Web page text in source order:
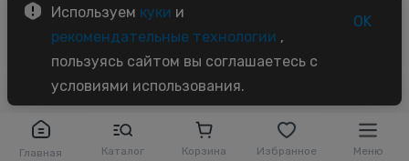
Главная Каталог Корзина Избранное Меню
Используем куки и
рекомендательные технологии ,
пользуясь сайтом вы соглашаетесь с
условиями использования.
OK